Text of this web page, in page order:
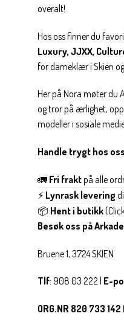
overalt!
Hos oss finner du
Luxury, JJXX,
for dameklær i Skien
Her på Nora møter du
og tror på ærlighet,
modeller i sosiale
Handle trygt hos
🚛 Fri fraktpå alle
⚡ Lynrask levering
📦 Hent i butikk
Besøk oss på
Bruene 1, 3724 SKIEN
Tlf: 908 03 222 | E-
ORG.NR 820 733 142